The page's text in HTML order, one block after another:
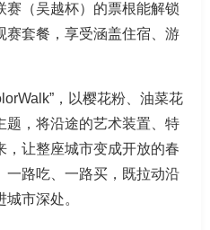
赛（吴越杯）的票根能解锁
赛套餐，享受涵盖住宿、游
，以樱花粉、油菜花
题，将沿途的艺术装置、特
，让整座城市变成开放的春
一路吃、一路买，既拉动沿
市深处。